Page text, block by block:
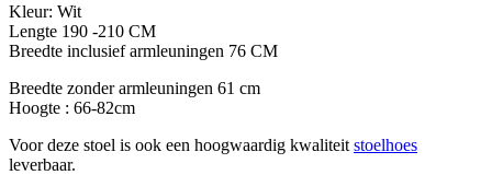
Kleur: Wit
Lengte 190 -210 CM
Breedte inclusief armleuningen 76 CM
Breedte zonder armleuningen 61 cm
Hoogte : 66-82cm
Voor deze stoel is ook een hoogwaardig kwaliteit stoelhoes
leverbaar.